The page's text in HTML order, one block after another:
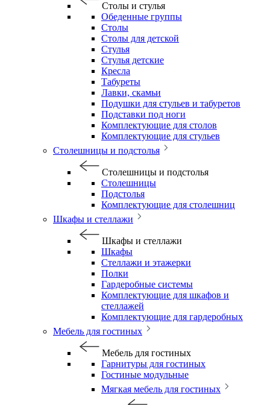
Столы и стулья
Обеденные группы
Столы
Столы для детской
Стулья
Стулья детские
Кресла
Табуреты
Лавки, скамьи
Подушки для стульев и табуретов
Подставки под ноги
Комплектующие для столов
Комплектующие для стульев
Столешницы и подстолья
Столешницы и подстолья
Столешницы
Подстолья
Комплектующие для столешниц
Шкафы и стеллажи
Шкафы и стеллажи
Шкафы
Стеллажи и этажерки
Полки
Гардеробные системы
Комплектующие для шкафов и
стеллажей
Комплектующие для гардеробных
Мебель для гостиных
Мебель для гостиных
Гарнитуры для гостиных
Гостиные модульные
Мягкая мебель для гостиных